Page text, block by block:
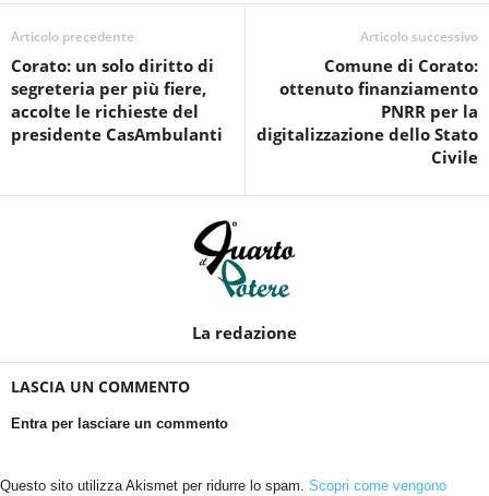
Articolo precedente
Corato: un solo diritto di
segreteria per più fiere,
accolte le richieste del
presidente CasAmbulanti
Articolo successivo
Comune di Corato:
ottenuto finanziamento
PNRR per la
digitalizzazione dello Stato
Civile
La redazione
LASCIA UN COMMENTO
Entra per lasciare un commento
Questo sito utilizza Akismet per ridurre lo spam. Scopri come vengono